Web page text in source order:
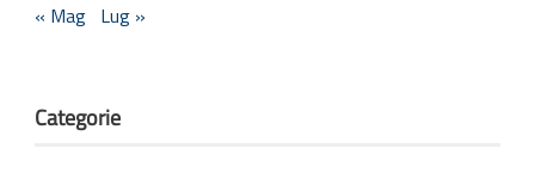
« Mag Lug »
Categorie